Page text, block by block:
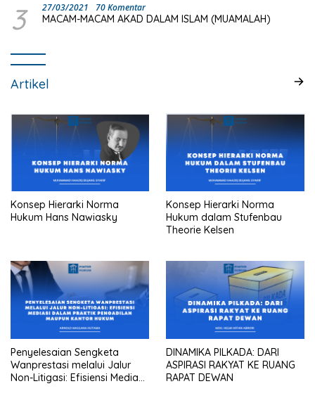
3 27/03/2021 70 Komentar
MACAM-MACAM AKAD DALAM ISLAM (MUAMALAH)
Artikel
Konsep Hierarki Norma
Hukum Hans Nawiasky
Konsep Hierarki Norma
Hukum dalam Stufenbau
Theorie Kelsen
Penyelesaian Sengketa
Wanprestasi melalui Jalur
Non-Litigasi: Efisiensi Mediasi
DINAMIKA PILKADA: DARI
ASPIRASI RAKYAT KE RUANG
RAPAT DEWAN